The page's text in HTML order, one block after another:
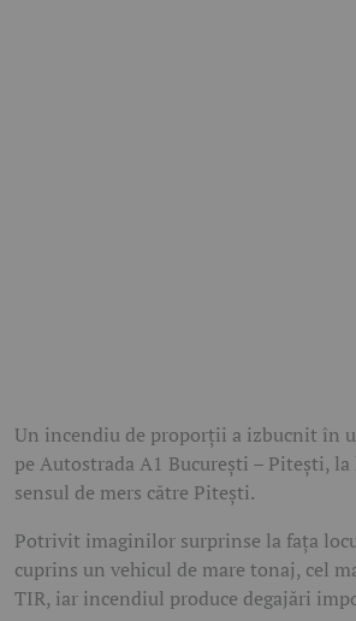
Un incendiu de proporții a izbucnit în
pe Autostrada A1 București – Pitești,
sensul de mers către Pitești.
Potrivit imaginilor surprinse la fața
cuprins un vehicul de mare tonaj, cel
TIR, iar incendiul produce degajări